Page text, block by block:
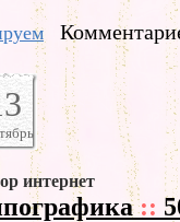
интернет
::